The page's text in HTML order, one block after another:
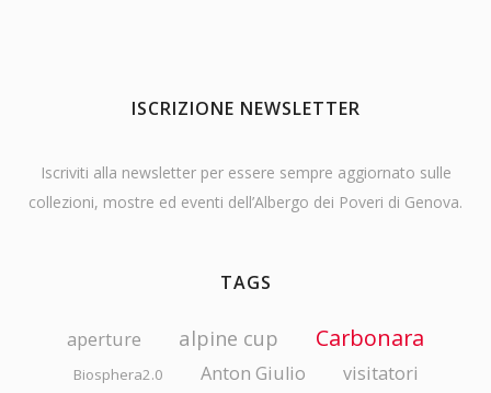
ISCRIZIONE NEWSLETTER
Iscriviti alla newsletter per essere sempre aggiornato sulle
collezioni, mostre ed eventi dell’Albergo dei Poveri di Genova.
TAGS
aperture alpine cup Carbonara
Biosphera2.0 Anton Giulio visitatori